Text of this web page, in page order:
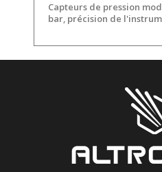
Capteurs de pression
bar, précision de